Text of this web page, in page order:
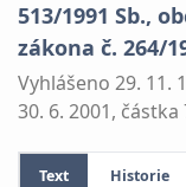
513/1991 Sb.,
zákona č. 264/
Vyhlášeno 29. 11.
30. 6. 2001, částka
Text Historie